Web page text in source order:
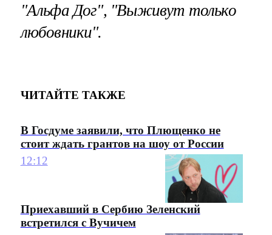
"Альфа Дог", "Выживут только
любовники".
ЧИТАЙТЕ ТАКЖЕ
В Госдуме заявили, что Плющенко не
стоит ждать грантов на шоу от России
12:12
Приехавший в Сербию Зеленский
встретился с Вучичем